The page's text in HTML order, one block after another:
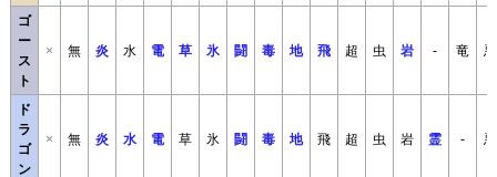
ゴ
ー
ス
ト
× 無 炎 水 電 草 氷 闘 毒 地 飛 超 虫 岩 - 竜 悪
ド
ラ
ゴ
ン
× 無 炎 水 電 草 氷 闘 毒 地 飛 超 虫 岩 霊 - 悪